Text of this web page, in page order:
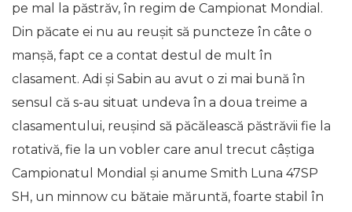
pe mal la păstrăv, în regim de Campionat Mondial.
Din păcate ei nu au reușit să puncteze în câte o
manșă, fapt ce a contat destul de mult în
clasament. Adi și Sabin au avut o zi mai bună în
sensul că s-au situat undeva în a doua treime a
clasamentului, reușind să păcălească păstrăvii fie la
rotativă, fie la un vobler care anul trecut câștiga
Campionatul Mondial și anume Smith Luna 47SP
SH, un minnow cu bătaie măruntă, foarte stabil în